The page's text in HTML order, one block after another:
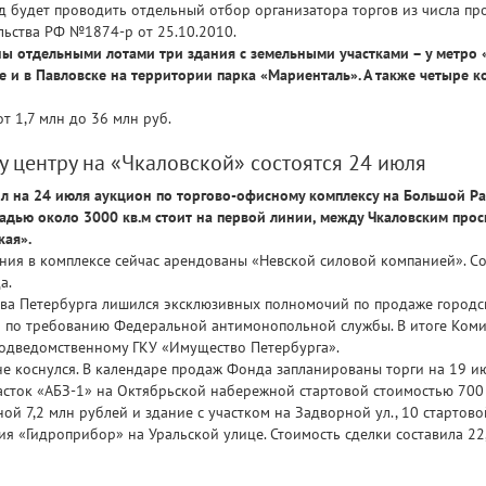
проводить отдельный отбор организатора торгов из числа
РФ №1874-р от 25.10.2010.
отдельными лотами три здания с земельными участками – у метро
в Павловске на территории парка «Мариенталь». А также
1,7 млн до 36 млн руб.
на «Чкаловской» состоятся 24 июля
на 24 июля аукцион по торгово-офисному комплексу на Большой
около 3000 кв.м стоит на первой линии, между Чкаловским
в комплексе сейчас арендованы «Невской силовой компанией».
Петербурга лишился эксклюзивных полномочий по продаже
по требованию Федеральной антимонопольной службы. В итоге
ГКУ «Имущество Петербурга».
коснулся. В календаре продаж Фонда запланированы торги на 19
«АБЗ-1» на Октябрьской набережной стартовой стоимостью
7,2 млн рублей и здание с участком на Задворной ул., 10
«Гидроприбор» на Уральской улице. Стоимость сделки составила